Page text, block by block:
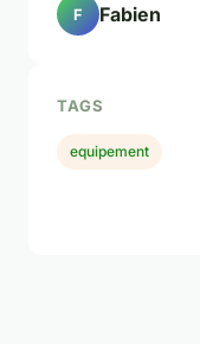
F Fabien
TAGS
equipement